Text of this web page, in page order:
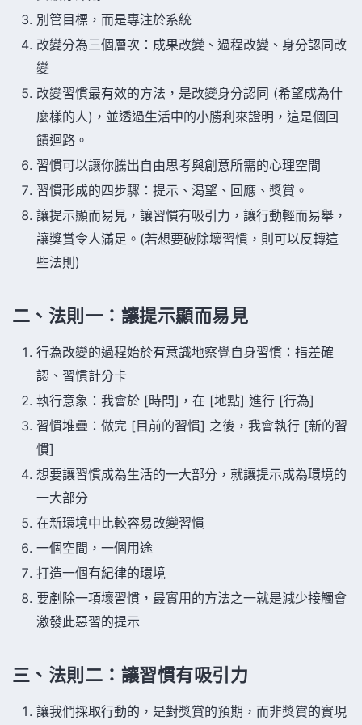
別管目標，而是專注於系統
改變分為三個層次：成果改變、過程改變、身分認同改
變
改變習慣最有效的方法，是改變身分認同 (希望成為什
麼樣的人)，並透過生活中的小勝利來證明，這是個回
饋迴路。
習慣可以讓你騰出自由思考與創意所需的心理空間
習慣形成的四步驟：提示、渴望、回應、獎賞。
讓提示顯而易見，讓習慣有吸引力，讓行動輕而易舉，
讓獎賞令人滿足。(若想要破除壞習慣，則可以反轉這
些法則)
二、法則一：讓提示顯而易見
行為改變的過程始於有意識地察覺自身習慣：指差確
認、習慣計分卡
執行意象：我會於 [時間]，在 [地點] 進行 [行為]
習慣堆疊：做完 [目前的習慣] 之後，我會執行 [新的習
慣]
想要讓習慣成為生活的一大部分，就讓提示成為環境的
一大部分
在新環境中比較容易改變習慣
一個空間，一個用途
打造一個有紀律的環境
要剷除一項壞習慣，最實用的方法之一就是減少接觸會
激發此惡習的提示
三、法則二：讓習慣有吸引力
讓我們採取行動的，是對獎賞的預期，而非獎賞的實現